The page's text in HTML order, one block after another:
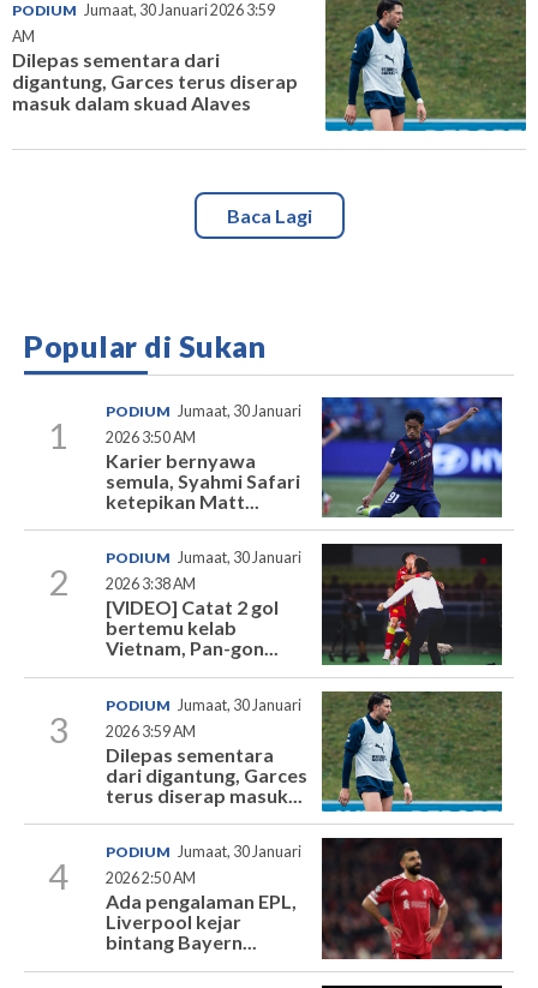
PODIUM Jumaat, 30 Januari 2026 3:59
AM
Dilepas sementara dari
digantung, Garces terus diserap
masuk dalam skuad Alaves
Baca Lagi
Popular di Sukan
1
PODIUM Jumaat, 30 Januari
2026 3:50 AM
Karier bernyawa
semula, Syahmi Safari
ketepikan Matt...
2
PODIUM Jumaat, 30 Januari
2026 3:38 AM
[VIDEO] Catat 2 gol
bertemu kelab
Vietnam, Pan-gon...
3
PODIUM Jumaat, 30 Januari
2026 3:59 AM
Dilepas sementara
dari digantung, Garces
terus diserap masuk...
4
PODIUM Jumaat, 30 Januari
2026 2:50 AM
Ada pengalaman EPL,
Liverpool kejar
bintang Bayern...